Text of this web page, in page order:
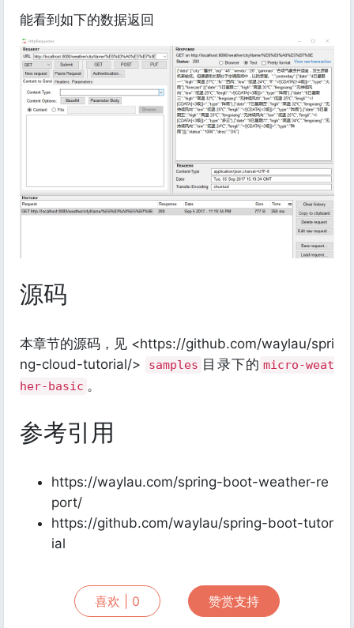
能看到如下的数据返回
源码
本章节的源码，见 <https://github.com/waylau/spri
ng-cloud-tutorial/>
samples 目录下的 micro-weat
her-basic 。
参考引用
https://waylau.com/spring-boot-weather-re
port/
https://github.com/waylau/spring-boot-tutor
ial
喜欢 | 0 赞赏支持